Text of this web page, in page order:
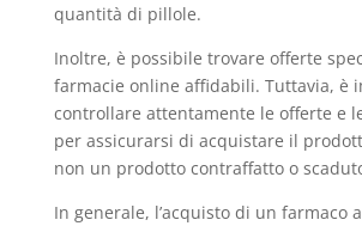
quantità di pillole.
Inoltre, è possibile trovare offerte
farmacie online affidabili. Tuttavia, è
controllare attentamente le offerte e
per assicurarsi di acquistare il
non un prodotto contraffatto o
In generale, l’acquisto di un farmaco